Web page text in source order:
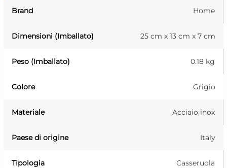
Brand Home
Dimensioni (Imballato) 25 cm x 13 cm x 7 cm
Peso (Imballato) 0.18 kg
Colore Grigio
Materiale Acciaio inox
Paese di origine Italy
Tipologia Casseruola